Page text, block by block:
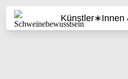
Künstler∗innen